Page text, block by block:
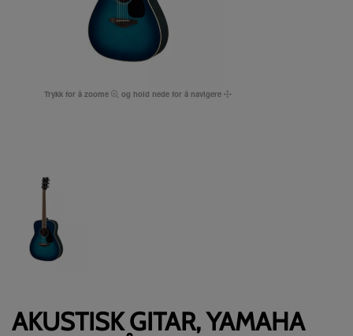
Trykk for å zoome og hold nede for å navigere
AKUSTISK GITAR, YAMAHA